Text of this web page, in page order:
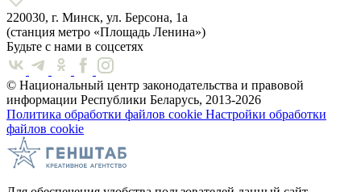
220030, г. Минск, ул. Берсона, 1а
(станция метро «Площадь Ленина»)
Будьте с нами в соцсетях
© Национальный центр законодательства и правовой
информации Республики Беларусь, 2013-2026
Политика обработки файлов cookie Настройки обработки
файлов cookie